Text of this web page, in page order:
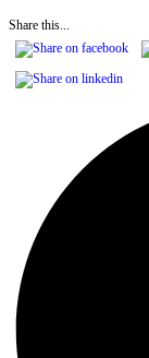
Share this...